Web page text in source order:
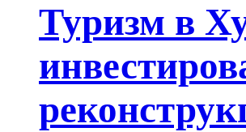
Туризм в